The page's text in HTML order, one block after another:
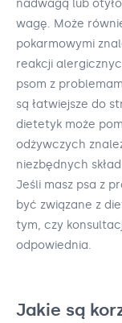
nadwagą lub
wagę. Może
pokarmowymi
reakcji
psom z
są łatwiejsze do
dietetyk może
odżywczych
niezbędnych
Jeśli masz psa z
być związane z
tym, czy
odpowiednia.
Jakie są